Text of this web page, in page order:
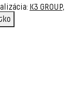
K3 GROUP,